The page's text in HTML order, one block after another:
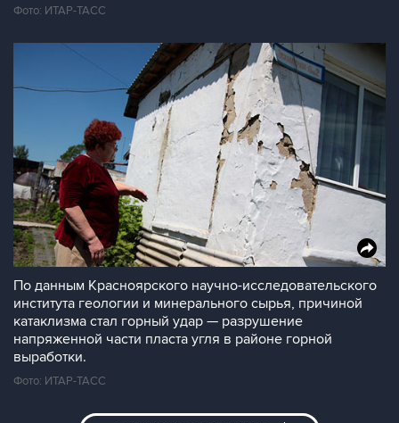
Фото: ИТАР-ТАСС
По данным Красноярского научно-исследовательского
института геологии и минерального сырья, причиной
катаклизма стал горный удар — разрушение
напряженной части пласта угля в районе горной
выработки.
Фото: ИТАР-ТАСС